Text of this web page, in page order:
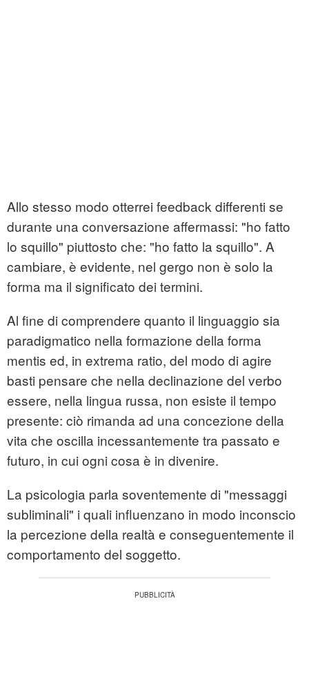
Allo stesso modo otterrei feedback differenti se
durante una conversazione affermassi: "ho fatto
lo squillo" piuttosto che: "ho fatto la squillo". A
cambiare, è evidente, nel gergo non è solo la
forma ma il significato dei termini.
Al fine di comprendere quanto il linguaggio sia
paradigmatico nella formazione della forma
mentis ed, in extrema ratio, del modo di agire
basti pensare che nella declinazione del verbo
essere, nella lingua russa, non esiste il tempo
presente: ciò rimanda ad una concezione della
vita che oscilla incessantemente tra passato e
futuro, in cui ogni cosa è in divenire.
La psicologia parla soventemente di "messaggi
subliminali" i quali influenzano in modo inconscio
la percezione della realtà e conseguentemente il
comportamento del soggetto.